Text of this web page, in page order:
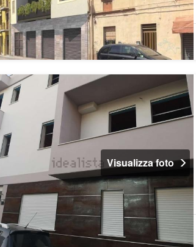
Visualizza foto